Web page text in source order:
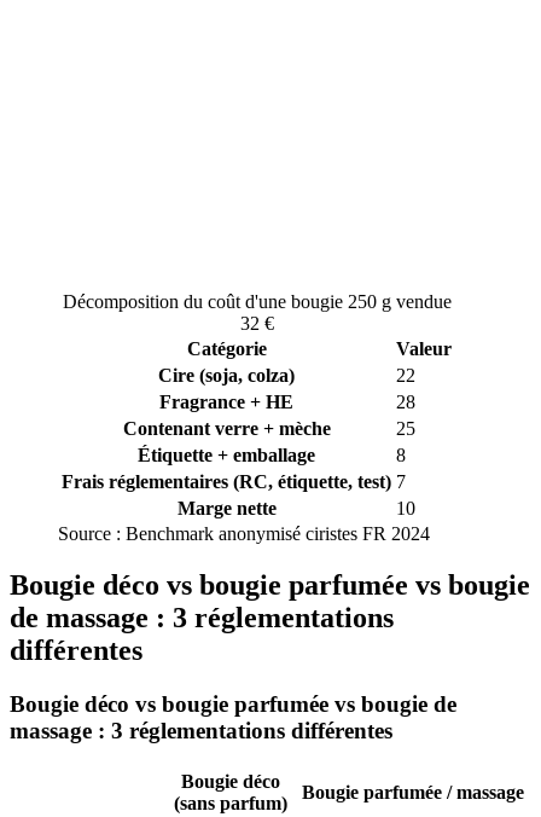
Décomposition du coût d'une bougie 250 g vendue
32 €
Catégorie
Valeur
Cire (soja, colza)
22
Fragrance + HE
28
Contenant verre + mèche
25
Étiquette + emballage
8
Frais réglementaires (RC, étiquette, test) 7
Marge nette
10
Source : Benchmark anonymisé ciristes FR 2024
Bougie déco vs bougie parfumée vs bougie
de massage : 3 réglementations
différentes
Bougie déco vs bougie parfumée vs bougie de
massage : 3 réglementations différentes
Bougie déco
(sans parfum)
Bougie parfumée / massage